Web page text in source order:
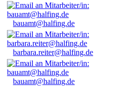
bauamt@halfing.de
barbara.reiter@halfing.de
bauamt@halfing.de